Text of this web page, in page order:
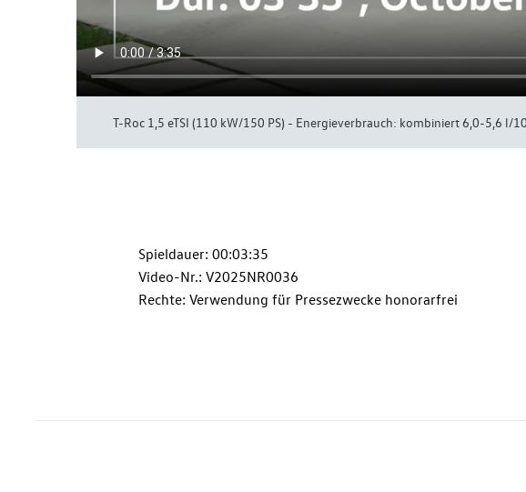
T-Roc 1,5 eTSI (110 kW/150 PS) - Energieverbrauch: kombiniert 6,0-5,6 l/
Spieldauer: 00:03:35
Video-Nr.: V2025NR0036
Rechte: Verwendung für Pressezwecke honorarfrei